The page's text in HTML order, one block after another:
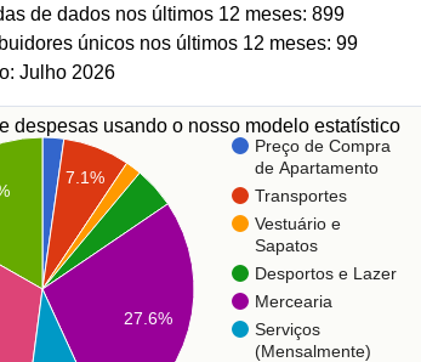
de dados nos últimos 12 meses: 899
únicos nos últimos 12 meses: 99
Julho 2026
despesas usando o nosso modelo estatístico
Preço de Compra
de Apartamento
Transportes
Vestuário e
Sapatos
Desportos e Lazer
Mercearia
Serviços
(Mensalmente)
7.1%
27.6%